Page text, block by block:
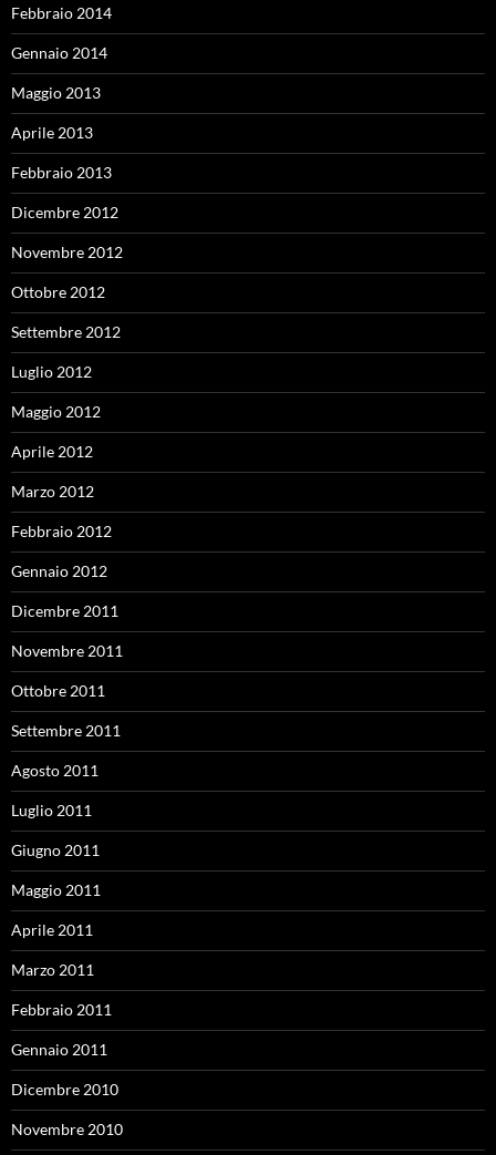
Febbraio 2014
Gennaio 2014
Maggio 2013
Aprile 2013
Febbraio 2013
Dicembre 2012
Novembre 2012
Ottobre 2012
Settembre 2012
Luglio 2012
Maggio 2012
Aprile 2012
Marzo 2012
Febbraio 2012
Gennaio 2012
Dicembre 2011
Novembre 2011
Ottobre 2011
Settembre 2011
Agosto 2011
Luglio 2011
Giugno 2011
Maggio 2011
Aprile 2011
Marzo 2011
Febbraio 2011
Gennaio 2011
Dicembre 2010
Novembre 2010